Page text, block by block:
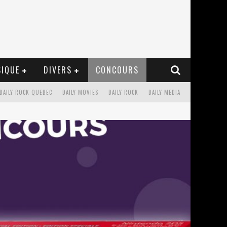
DIVERS CONCOURS
DAILY MEDIA
DAILY ROCK
DAILY MOVIES
DAILY ROCK QUEBEC